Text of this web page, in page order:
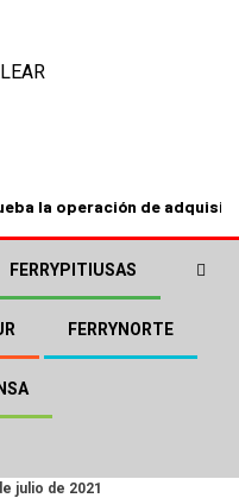
la operación de
FERRYPITIUSAS
FERRYNORTE
GLE
julio de 2021